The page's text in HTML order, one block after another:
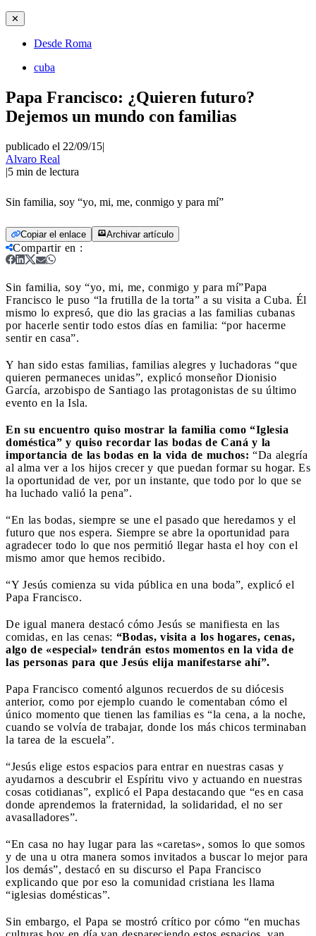
✕
Desde Roma
cuba
Papa Francisco: ¿Quieren futuro?
Dejemos un mundo con familias
publicado el 22/09/15|
Alvaro Real
|5 min de lectura
Sin familia, soy “yo, mi, me, conmigo y para mí”
Copiar el enlace Archivar artículo
Compartir en :
Sin familia, soy “yo, mi, me, conmigo y para mí”Papa
Francisco le puso “la frutilla de la torta” a su visita a Cuba. Él
mismo lo expresó, que dio las gracias a las familias cubanas
por hacerle sentir todo estos días en familia: “por hacerme
sentir en casa”.
Y han sido estas familias, familias alegres y luchadoras “que
quieren permaneces unidas”, explicó monseñor Dionisio
García, arzobispo de Santiago las protagonistas de su último
evento en la Isla.
En su encuentro quiso mostrar la familia como “Iglesia
doméstica” y quiso recordar las bodas de Caná y la
importancia de las bodas en la vida de muchos: “Da alegría
al alma ver a los hijos crecer y que puedan formar su hogar. Es
la oportunidad de ver, por un instante, que todo por lo que se
ha luchado valió la pena”.
“En las bodas, siempre se une el pasado que heredamos y el
futuro que nos espera. Siempre se abre la oportunidad para
agradecer todo lo que nos permitió llegar hasta el hoy con el
mismo amor que hemos recibido.
“Y Jesús comienza su vida pública en una boda”, explicó el
Papa Francisco.
De igual manera destacó cómo Jesús se manifiesta en las
comidas, en las cenas: “Bodas, visita a los hogares, cenas,
algo de «especial» tendrán estos momentos en la vida de
las personas para que Jesús elija manifestarse ahí”.
Papa Francisco comentó algunos recuerdos de su diócesis
anterior, como por ejemplo cuando le comentaban cómo el
único momento que tienen las familias es “la cena, a la noche,
cuando se volvía de trabajar, donde los más chicos terminaban
la tarea de la escuela”.
“Jesús elige estos espacios para entrar en nuestras casas y
ayudarnos a descubrir el Espíritu vivo y actuando en nuestras
cosas cotidianas”, explicó el Papa destacando que “es en casa
donde aprendemos la fraternidad, la solidaridad, el no ser
avasalladores”.
“En casa no hay lugar para las «caretas», somos lo que somos
y de una u otra manera somos invitados a buscar lo mejor para
los demás”, destacó en su discurso el Papa Francisco
explicando que por eso la comunidad cristiana les llama
“iglesias domésticas”.
Sin embargo, el Papa se mostró crítico por cómo “en muchas